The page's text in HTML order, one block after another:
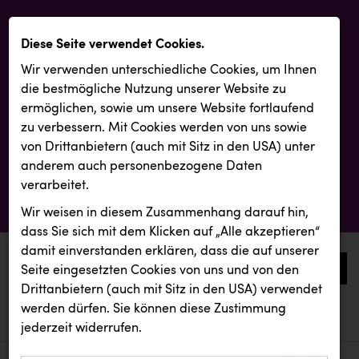
0
aktuelle aussendungen
aktuelle aussendungen
Diese Seite verwendet Cookies.
Wir verwenden unterschiedliche Cookies, um Ihnen
die best­mögliche Nutzung unserer Website zu
ermöglichen, sowie um unsere Website fortlaufend
zu verbessern. Mit Cookies werden von uns sowie
von Drittanbietern (auch mit Sitz in den USA) unter
anderem auch personenbezogene Daten
verarbeitet.
Wir weisen in diesem Zusammenhang darauf hin,
dass Sie sich mit dem Klicken auf „Alle akzeptieren“
damit ein­ver­standen erklären, dass die auf unserer
Seite eingesetzten Cookies von uns und von den
Drittanbietern (auch mit Sitz in den USA) verwendet
werden dürfen. Sie können diese Zustimmung
jederzeit widerrufen.